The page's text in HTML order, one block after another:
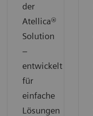
der
Atellica®
Solution
–
entwickelt
für
einfache
Lösungen